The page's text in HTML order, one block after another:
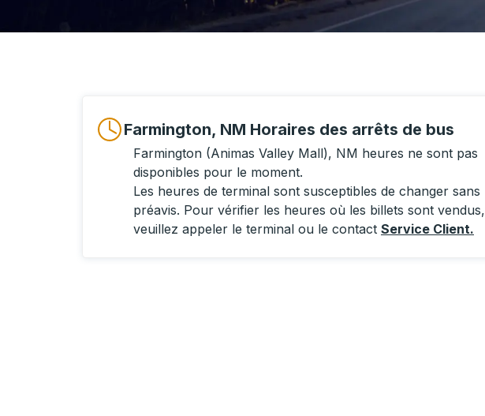
Farmington, NM Horaires des arrêts de bus
Farmington (Animas Valley Mall), NM heures ne sont pas
disponibles pour le moment.
Les heures de terminal sont susceptibles de changer sans
préavis. Pour vérifier les heures où les billets sont vendus,
veuillez appeler le terminal ou le contact Service Client.